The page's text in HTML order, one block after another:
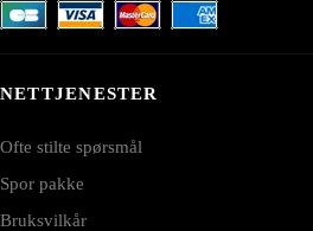
NETTJENESTER
Ofte stilte spørsmål
Spor pakke
Bruksvilkår